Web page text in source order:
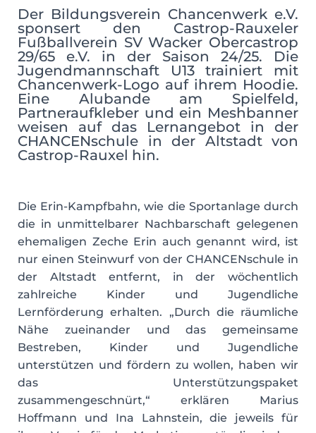
Der Bildungsverein Chancenwerk e.V.
sponsert den Castrop-Rauxeler
Fußballverein SV Wacker Obercastrop
29/65 e.V. in der Saison 24/25. Die
Jugendmannschaft U13 trainiert mit
Chancenwerk-Logo auf ihrem Hoodie.
Eine Alubande am Spielfeld,
Partneraufkleber und ein Meshbanner
weisen auf das Lernangebot in der
CHANCENschule in der Altstadt von
Castrop-Rauxel hin.
Die Erin-Kampfbahn, wie die Sportanlage durch
die in unmittelbarer Nachbarschaft gelegenen
ehemaligen Zeche Erin auch genannt wird, ist
nur einen Steinwurf von der CHANCENschule in
der Altstadt entfernt, in der wöchentlich
zahlreiche Kinder und Jugendliche
Lernförderung erhalten. „Durch die räumliche
Nähe zueinander und das gemeinsame
Bestreben, Kinder und Jugendliche
unterstützen und fördern zu wollen, haben wir
das Unterstützungspaket
zusammengeschnürt,“ erklären Marius
Hoffmann und Ina Lahnstein, die jeweils für